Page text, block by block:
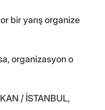
bir yarış organize
organizasyon o
/ İSTANBUL,